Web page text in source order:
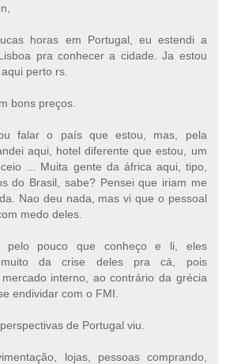
horas em Portugal, eu estendi a
pra conhecer a cidade. Ja estou
perto rs.
bons preços.
falar o país que estou, mas, pela
aqui, hotel diferente que estou, um
... Muita gente da áfrica aqui, tipo,
do Brasil, sabe? Pensei que iriam me
Nao deu nada, mas vi que o pessoal
medo deles.
pelo pouco que conheço e li, eles
muito da crise deles pra cá, pois
interno, ao contrário da grécia
endividar com o FMI.
de Portugal viu.
lojas, pessoas comprando,